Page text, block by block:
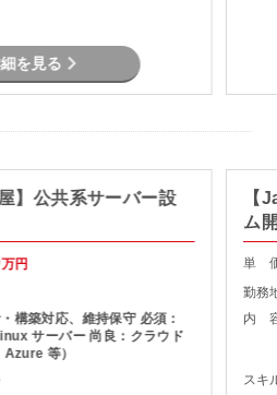
を見る
】公共系サーバー設
万円
構築対応、維持保守 必須：
サーバー 尚良：クラウド
等）
【
ム
単
勤務
内
スキ